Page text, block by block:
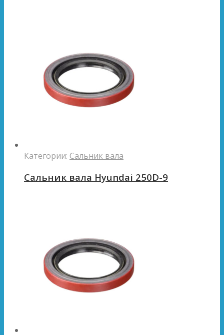
Категории: Сальник вала
Сальник вала Hyundai 250D-9